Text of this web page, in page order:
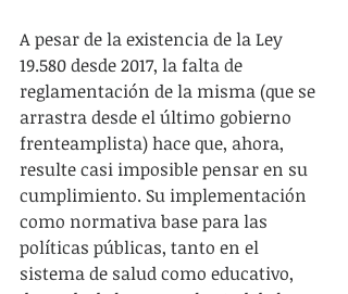
A pesar de la existencia de la Ley
19.580 desde 2017, la falta de
reglamentación de la misma (que se
arrastra desde el último gobierno
frenteamplista) hace que, ahora,
resulte casi imposible pensar en su
cumplimiento. Su implementación
como normativa base para las
políticas públicas, tanto en el
sistema de salud como educativo,